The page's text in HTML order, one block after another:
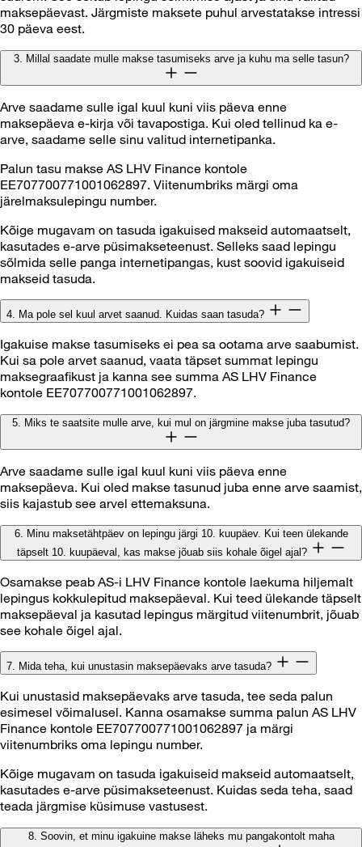
maksepäevast. Järgmiste maksete puhul arvestatakse intressi
30 päeva eest.
3. Millal saadate mulle makse tasumiseks arve ja kuhu ma selle tasun?
Arve saadame sulle igal kuul kuni viis päeva enne
maksepäeva e-kirja või tavapostiga. Kui oled tellinud ka e-
arve, saadame selle sinu valitud internetipanka.
Palun tasu makse AS LHV Finance kontole
EE707700771001062897. Viitenumbriks märgi oma
järelmaksulepingu number.
Kõige mugavam on tasuda igakuised makseid automaatselt,
kasutades e-arve püsimakseteenust. Selleks saad lepingu
sõlmida selle panga internetipangas, kust soovid igakuiseid
makseid tasuda.
4. Ma pole sel kuul arvet saanud. Kuidas saan tasuda?
Igakuise makse tasumiseks ei pea sa ootama arve saabumist.
Kui sa pole arvet saanud, vaata täpset summat lepingu
maksegraafikust ja kanna see summa AS LHV Finance
kontole EE707700771001062897.
5. Miks te saatsite mulle arve, kui mul on järgmine makse juba tasutud?
Arve saadame sulle igal kuul kuni viis päeva enne
maksepäeva. Kui oled makse tasunud juba enne arve saamist,
siis kajastub see arvel ettemaksuna.
6. Minu maksetähtpäev on lepingu järgi 10. kuupäev. Kui teen ülekande
täpselt 10. kuupäeval, kas makse jõuab siis kohale õigel ajal?
Osamakse peab AS-i LHV Finance kontole laekuma hiljemalt
lepingus kokkulepitud maksepäeval. Kui teed ülekande täpselt
maksepäeval ja kasutad lepingus märgitud viitenumbrit, jõuab
see kohale õigel ajal.
7. Mida teha, kui unustasin maksepäevaks arve tasuda?
Kui unustasid maksepäevaks arve tasuda, tee seda palun
esimesel võimalusel. Kanna osamakse summa palun AS LHV
Finance kontole EE707700771001062897 ja märgi
viitenumbriks oma lepingu number.
Kõige mugavam on tasuda igakuiseid makseid automaatselt,
kasutades e-arve püsimakseteenust. Kuidas seda teha, saad
teada järgmise küsimuse vastusest.
8. Soovin, et minu igakuine makse läheks mu pangakontolt maha